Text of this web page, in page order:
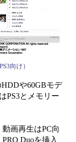
向け）
や60GBモデ
PS3とメモリー
画再生はPC向
Duoを挿入